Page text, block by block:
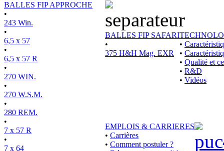
BALLES FIP APPROCHE
•
243 Win.
•
6,5 x 57
•
6,5 x 57 R
•
270 WIN.
•
270 W.S.M.
•
280 REM.
•
7 x 57 R
•
7 x 64
BALLES FIP SAFARI
•
375 H&H Mag. EXR
•
•
• Qualité et
• R&D
• Vidéos
EMPLOIS & CARRIERES
• Carrières
• Comment postuler ?